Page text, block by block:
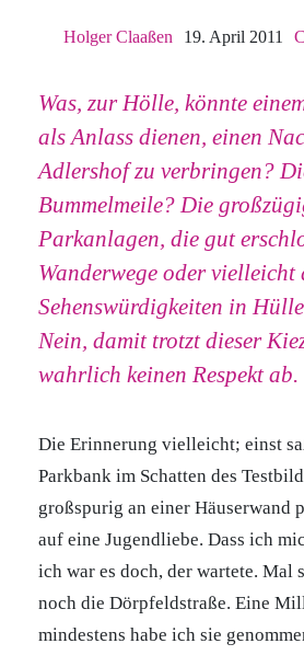
Holger Claaßen 19. April 2011
Was, zur Hölle, könnte
als Anlass dienen, einen
Adlershof zu verbringen?
Bummelmeile? Die
Parkanlagen, die gut
Wanderwege oder vielleicht
Sehenswürdigkeiten in
Nein, damit trotzt dieser
wahrlich keinen Respekt ab.
Die Erinnerung vielleicht; einst
Parkbank im Schatten des
großspurig an einer Häuserwand
auf eine Jugendliebe. Dass ich
ich war es doch, der wartete. Mal
noch die Dörpfeldstraße. Eine
mindestens habe ich sie